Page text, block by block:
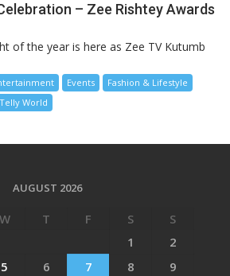
– Zee Rishtey Awards
of the year is here as Zee TV Kutumb
Events
Fashion & Lifestyle
Telly World
AUGUST 2026
W T F S
S
1
2
5 6 7 8
9